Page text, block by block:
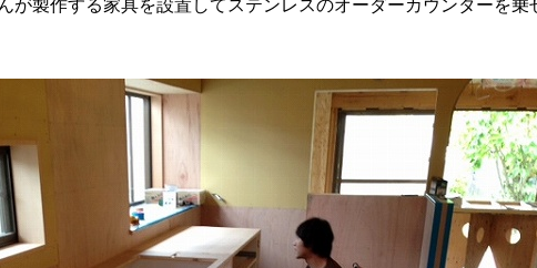
が製作する家具を設置してステンレスのオーダーカウンターを乗